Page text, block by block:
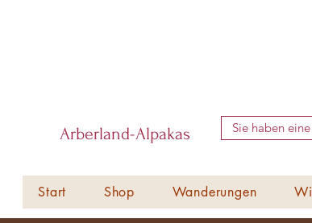
Arberland-Alpakas Sie haben
Start Shop Wanderungen